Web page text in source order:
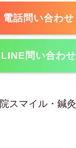
電話問い合わせ
LINE問い合わせ